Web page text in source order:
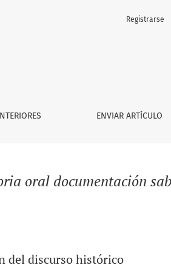
ENVIAR ARTÍCULO
Registrarse
oral documentación
del discurso histórico